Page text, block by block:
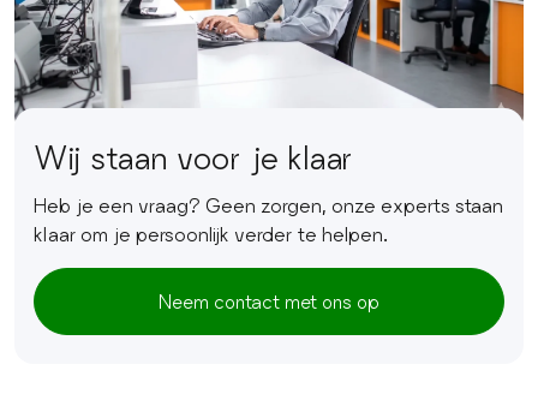
Wij staan voor je klaar
Heb je een vraag? Geen zorgen, onze experts staan
klaar om je persoonlijk verder te helpen.
Neem contact met ons op